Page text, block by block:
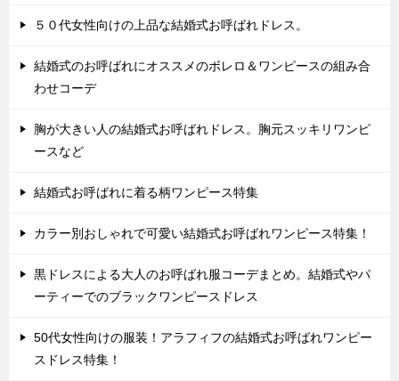
５０代女性向けの上品な結婚式お呼ばれドレス。
結婚式のお呼ばれにオススメのボレロ＆ワンピースの組み合
わせコーデ
胸が大きい人の結婚式お呼ばれドレス。胸元スッキリワンピ
ースなど
結婚式お呼ばれに着る柄ワンピース特集
カラー別おしゃれで可愛い結婚式お呼ばれワンピース特集！
黒ドレスによる大人のお呼ばれ服コーデまとめ。結婚式やパ
ーティーでのブラックワンピースドレス
50代女性向けの服装！アラフィフの結婚式お呼ばれワンピー
スドレス特集！